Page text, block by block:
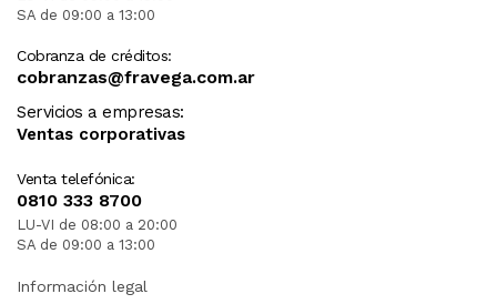
SA de 09:00 a 13:00
Cobranza de créditos:
cobranzas@fravega.com.ar
Servicios a empresas:
Ventas corporativas
Venta telefónica:
0810 333 8700
LU-VI de 08:00 a 20:00
SA de 09:00 a 13:00
Información legal